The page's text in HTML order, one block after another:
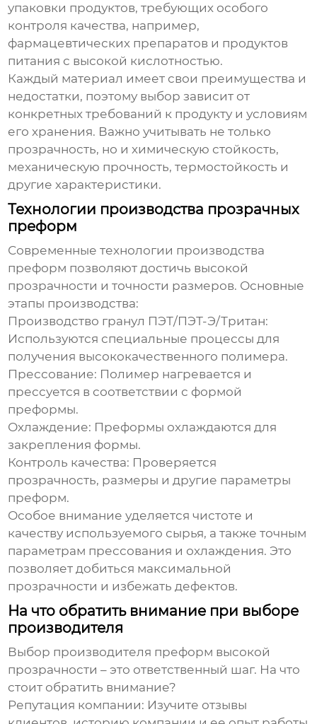
упаковки продуктов, требующих особого
контроля качества, например,
фармацевтических препаратов и продуктов
питания с высокой кислотностью.
Каждый материал имеет свои преимущества и
недостатки, поэтому выбор зависит от
конкретных требований к продукту и условиям
его хранения. Важно учитывать не только
прозрачность, но и химическую стойкость,
механическую прочность, термостойкость и
другие характеристики.
Технологии производства прозрачных
преформ
Современные технологии производства
преформ позволяют достичь высокой
прозрачности и точности размеров. Основные
этапы производства:
Производство гранул ПЭТ/ПЭТ-Э/Тритан:
Используются специальные процессы для
получения высококачественного полимера.
Прессование: Полимер нагревается и
прессуется в соответствии с формой
преформы.
Охлаждение: Преформы охлаждаются для
закрепления формы.
Контроль качества: Проверяется
прозрачность, размеры и другие параметры
преформ.
Особое внимание уделяется чистоте и
качеству используемого сырья, а также точным
параметрам прессования и охлаждения. Это
позволяет добиться максимальной
прозрачности и избежать дефектов.
На что обратить внимание при выборе
производителя
Выбор производителя преформ высокой
прозрачности – это ответственный шаг. На что
стоит обратить внимание?
Репутация компании: Изучите отзывы